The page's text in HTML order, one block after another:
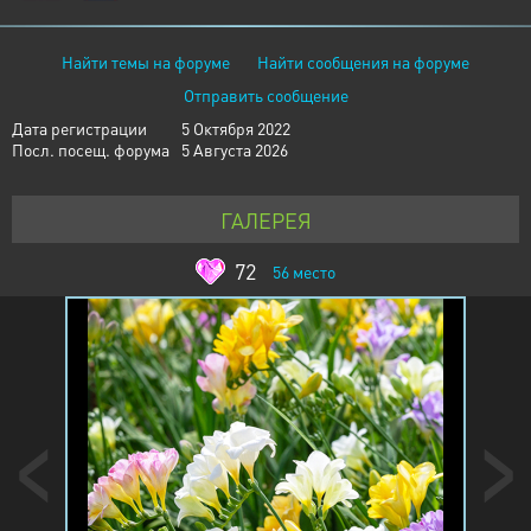
Найти темы на форуме
Найти сообщения на форуме
Отправить сообщение
Дата регистрации
5 Октября 2022
Посл. посещ. форума
5 Августа 2026
ГАЛЕРЕЯ
72
56 место